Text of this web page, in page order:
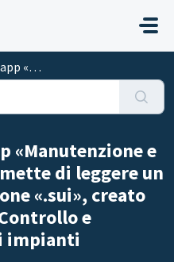
permette di...
«Manutenzione e
di leggere un
«.sui», creato
e
impianti